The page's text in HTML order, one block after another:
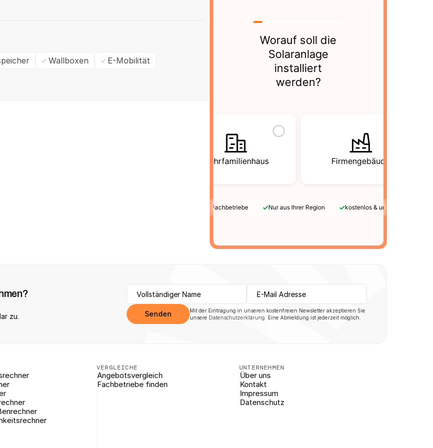
Wallboxen
E-Mobilität
Worauf soll die
Solaranlage
installiert
werden?
Mehrfamilienhaus Firmengebäude
Geprüfte Fachbetriebe ✓Nur aus Ihrer Region ✓kostenlos & unverbindlich
zu.
Senden
Mit der Eintragung in unseren kostenfreien Newsletter akzeptieren Sie
unsere Datenschutzerklärung . Eine Abmeldung ist jederzeit möglich.
VERGLEICHE
Angebotsvergleich
Fachbetriebe finden
UNTERNEHMEN
Über uns
Kontakt
Impressum
Datenschutz